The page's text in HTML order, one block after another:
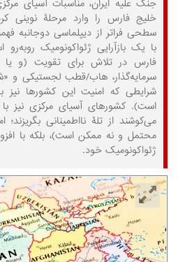
جنگ علیه ایران، مناسبات آسیای
خلیج فارس را وارد مرحلۀ نوینی
سطحی فراتر از دیپلماسی دوجانبه
با یک بازآرایی ژئواکونومیک
فارس در تلاش برای تقویت (و
سرمایه‌گذار، هاب/قطب لجستیکی
شرایطی که امنیت این کشورها نیز
است). کشورهای آسیای مرکزی نیز
می‌کوشند از تلۀ نااطمینانی
محتمل و نه ممکن است)، بلکه با
ژئواکونومیک خود.